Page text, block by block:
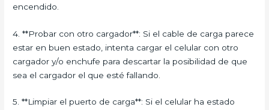
encendido.
4. **Probar con otro cargador**: Si el cable de carga parece
estar en buen estado, intenta cargar el celular con otro
cargador y/o enchufe para descartar la posibilidad de que
sea el cargador el que esté fallando.
5. **Limpiar el puerto de carga**: Si el celular ha estado